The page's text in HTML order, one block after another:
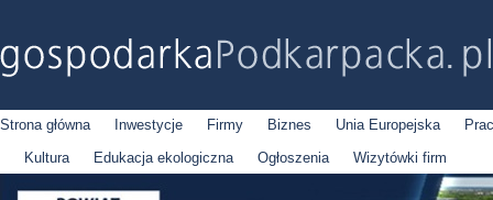
Strona główna Inwestycje Firmy Biznes Unia Europejska
Kultura
Edukacja ekologiczna Ogłoszenia Wizytówki firm